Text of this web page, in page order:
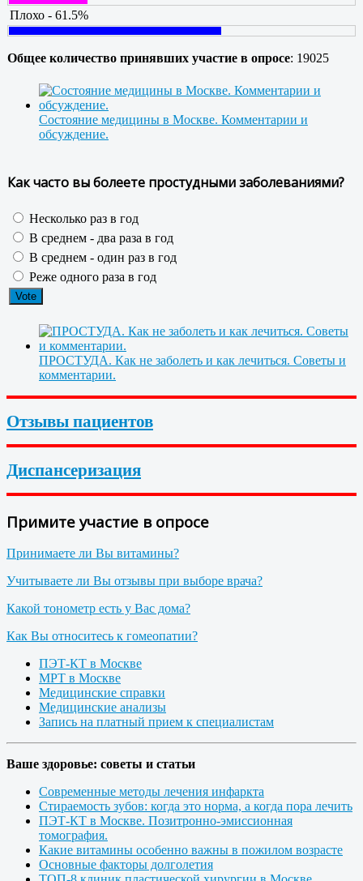
Плохо - 61.5%
Общее количество принявших участие в опросе: 19025
Состояние медицины в Москве. Комментарии и
обсуждение.
Как часто вы болеете простудными заболеваниями?
Несколько раз в год
В среднем - два раза в год
В среднем - один раз в год
Реже одного раза в год
ПРОСТУДА. Как не заболеть и как лечиться. Советы и
комментарии.
Отзывы пациентов
Диспансеризация
Примите участие в опросе
Принимаете ли Вы витамины?
Учитываете ли Вы отзывы при выборе врача?
Какой тонометр есть у Вас дома?
Как Вы относитесь к гомеопатии?
ПЭТ-КТ в Москве
МРТ в Москве
Медицинские справки
Медицинские анализы
Запись на платный прием к специалистам
Ваше здоровье: советы и статьи
Современные методы лечения инфаркта
Стираемость зубов: когда это норма, а когда пора лечить
ПЭТ-КТ в Москве. Позитронно-эмиссионная
томография.
Какие витамины особенно важны в пожилом возрасте
Основные факторы долголетия